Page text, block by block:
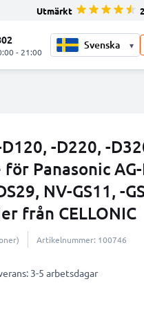
Utmärkt
- 21:00
▾
D120, -D220, -
Panasonic
NV-GS11, -
från CELLONIC
Artikelnummer: 100746
3-5 arbetsdagar